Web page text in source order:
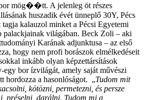
mög��tt. A jelenleg öt részes
huszadik évét ünneplő 30Y, Pécs
kalauzol minket a Pécsi Egyetemi
palackjainak világában. Beck Zoli – aki
Karának adjunktusa – az első
hogy nem profi borászok elmélkedéseit
inkább olyan képzettársítások
egy bor ízvilágát, amely saját művészi
hordozza a hasonlóságot. „Tudom mit
kötözni, permetezni, és persze
préselni, darálni. Tudom mi a